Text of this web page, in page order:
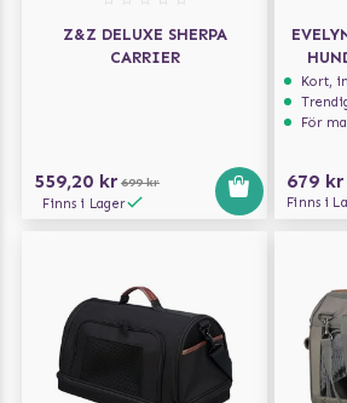
Z&Z DELUXE SHERPA
CARRIER
559,20 kr 699 kr
Finns i Lager
Kort,
Trendig
För
679 kr
Finns i